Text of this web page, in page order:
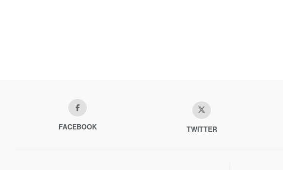
FACEBOOK TWITTER